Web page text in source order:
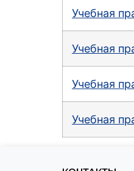
Учебная
Учебная
Учебная
Учебная